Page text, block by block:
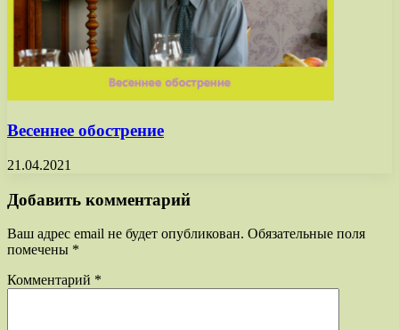
Весеннее обострение
21.04.2021
Добавить комментарий
Ваш адрес email не будет опубликован. Обязательные поля
помечены *
Комментарий *